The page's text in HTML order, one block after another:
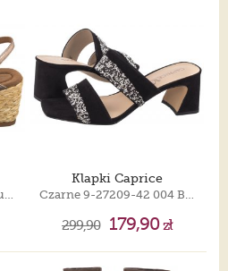
Klapki Caprice
299,90 179,90zł